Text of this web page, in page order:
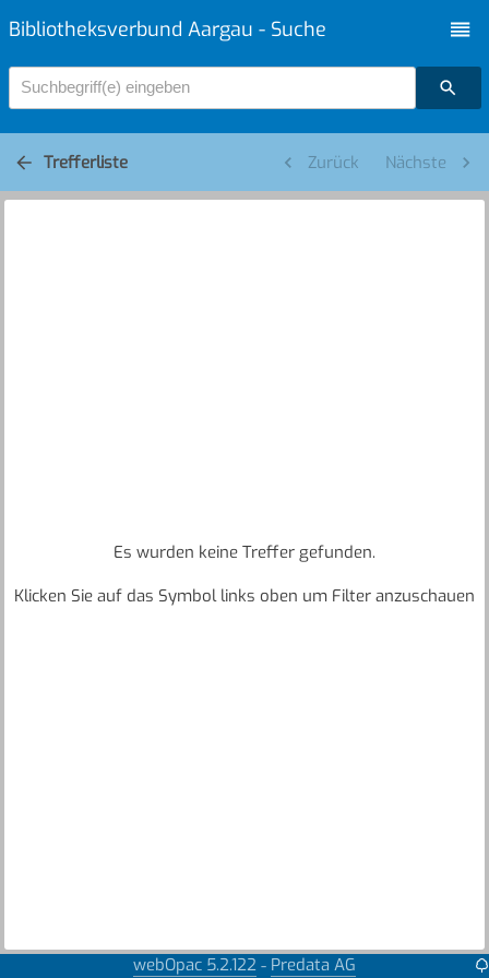
Bibliotheksverbund Aargau - Suche
Suchbegriff(e) eingeben
Trefferliste Zurück Nächste
Es wurden keine Treffer gefunden.
Klicken Sie auf das Symbol links oben um Filter anzuschauen
webOpac 5.2.122 - Predata AG